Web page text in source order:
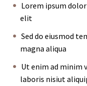
Lorem ipsum
elit
Sed do eiusmod
magna aliqua
Ut enim ad minim
laboris nisiut